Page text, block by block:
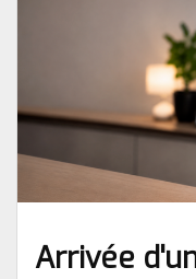
Arrivée